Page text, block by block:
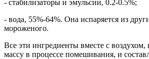
- стабилизаторы и эмульсии, 0.2-0.5%;
- вода, 55%-64%. Она испаряется из
мороженого.
Все эти ингредиенты вместе с воздухом,
массу в процессе помешивания, и